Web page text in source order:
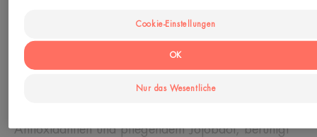
überhitzt ist. Sie versorgt Gesicht und Körper bis zu
48 Stunden lang mit Feuchtigkeit*. Ihre cremige,
schmelzende Textur sorgt für ein angenehmes
Gefühl von intensiver Frische. Ihre Formulierung ist
Antioxidantien und pflegendem Jojobaöl, beruhigt
Cookie-Einstellungen
Nur das Wesentliche
OK